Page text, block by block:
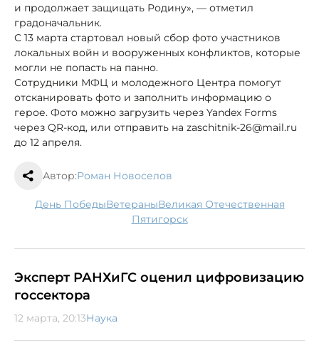
и продолжает защищать Родину», — отметил
градоначальник.
С 13 марта стартовал новый сбор фото участников
локальных войн и вооруженных конфликтов, которые
могли не попасть на панно.
Сотрудники МФЦ и молодежного Центра помогут
отсканировать фото и заполнить информацию о
герое. Фото можно загрузить через Yandex Forms
через QR-код, или отправить на zaschitnik-26@mail.ru
до 12 апреля.
Автор:Роман Новоселов
День Победы ветераны Великая Отечественная
Пятигорск
Эксперт РАНХиГС оценил цифровизацию
госсектора
12 марта, 20:13Наука